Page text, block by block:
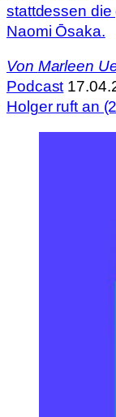
stattdessen die
Naomi Ōsaka.
Von Marleen
Podcast
Holger ruft an